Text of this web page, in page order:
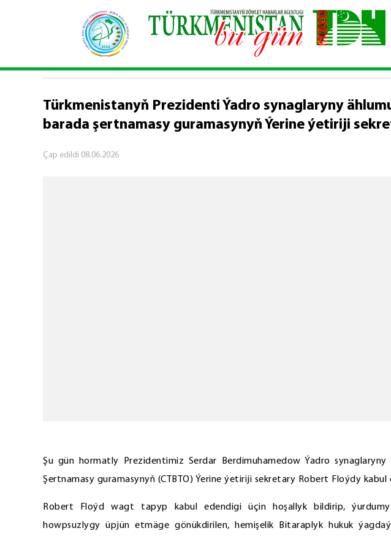
Baş sahypa \ Syýasy habarlar \ Türkmenistanyň Prezidenti Ýadro
SYÝASY HABARLAR
Türkmenistanyň Prezidenti Ýadro synaglaryny
barada şertnamasy guramasynyň Ýerine ýetiriji
Çap edildi 08.06.2026
Şu gün hormatly Prezidentimiz Serdar Berdimuhamedow Ýadro
Şertnamasy guramasynyň (СTBTO) Ýerine ýetiriji sekretary Robert Floýdy kabul
Robert Floýd wagt tapyp kabul edendigi üçin hoşallyk bildirip,
howpsuzlygy üpjün etmäge gönükdirilen, hemişelik Bitaraplyk hukuk